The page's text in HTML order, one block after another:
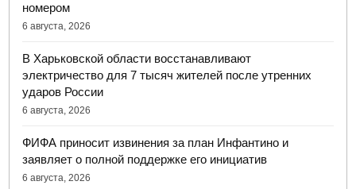
номером
6 августа, 2026
В Харьковской области восстанавливают
электричество для 7 тысяч жителей после утренних
ударов России
6 августа, 2026
ФИФА приносит извинения за план Инфантино и
заявляет о полной поддержке его инициатив
6 августа, 2026